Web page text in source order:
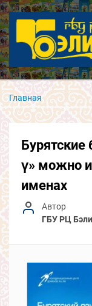
Главная
Бурятские
ү» можно
именах
Автор
ГБУ РЦ